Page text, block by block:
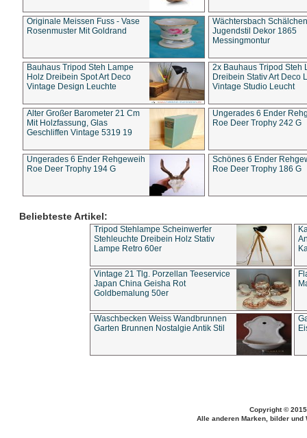
Originale Meissen Fuss - Vase
Rosenmuster Mit Goldrand
Wächtersbach Schälchen
Jugendstil Dekor 1865
Messingmontur
Bauhaus Tripod Steh Lampe
Holz Dreibein Spot Art Deco
Vintage Design Leuchte
2x Bauhaus Tripod Steh
Dreibein Stativ Art Deco
Vintage Studio Leucht
Alter Großer Barometer 21 Cm
Mit Holzfassung, Glas
Geschliffen Vintage 5319 19
Ungerades 6 Ender
Roe Deer Trophy 242 G
Ungerades 6 Ender Rehgeweih
Roe Deer Trophy 194 G
Schönes 6 Ender
Roe Deer Trophy 186 G
Beliebteste Artikel:
Tripod Stehlampe Scheinwerfer
Stehleuchte Dreibein Holz Stativ
Lampe Retro 60er
Vintage 21 Tlg. Porzellan Teeservice
Japan China Geisha Rot
Goldbemalung 50er
Waschbecken Weiss Wandbrunnen
Garten Brunnen Nostalgie Antik Stil
Copyright ©
Alle anderen Marken, bilder und